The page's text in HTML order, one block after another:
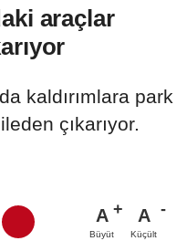
araçlar
kaldırımlara park
çıkarıyor.
A
Büyüt
A
Küçült